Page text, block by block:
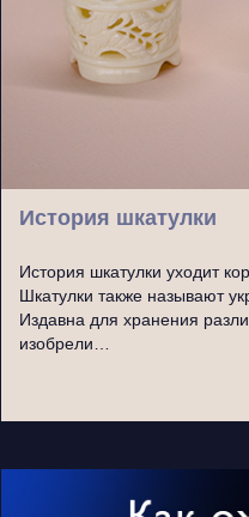
История шкатулки
История шкатулки уходит
Шкатулки также называют
Издавна для хранения
изобрели…